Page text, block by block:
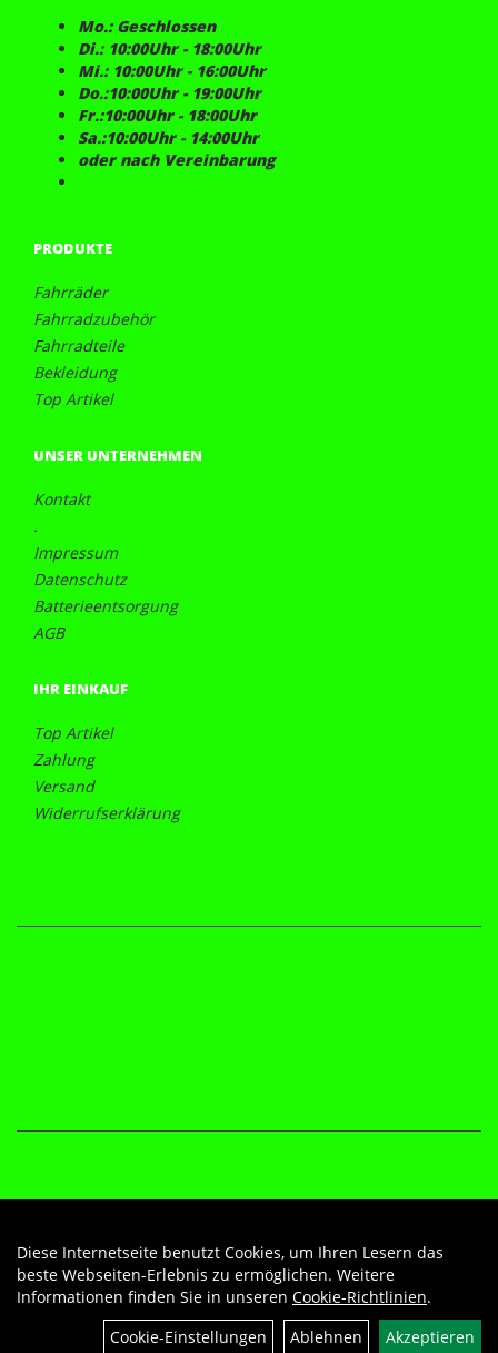
Mo.: Geschlossen
Di.: 10:00Uhr - 18:00Uhr
Mi.: 10:00Uhr - 16:00Uhr
Do.:10:00Uhr - 19:00Uhr
Fr.:10:00Uhr - 18:00Uhr
Sa.:10:00Uhr - 14:00Uhr
oder nach Vereinbarung
PRODUKTE
Fahrräder
Fahrradzubehör
Fahrradteile
Bekleidung
Top Artikel
UNSER UNTERNEHMEN
Kontakt
.
Impressum
Datenschutz
Batterieentsorgung
AGB
IHR EINKAUF
Top Artikel
Zahlung
Versand
Widerrufserklärung
Diese Internetseite benutzt Cookies, um Ihren Lesern das
beste Webseiten-Erlebnis zu ermöglichen. Weitere
Informationen finden Sie in unseren Cookie-Richtlinien.
Cookie-Einstellungen
Ablehnen Akzeptieren
Auftrag widerrufen